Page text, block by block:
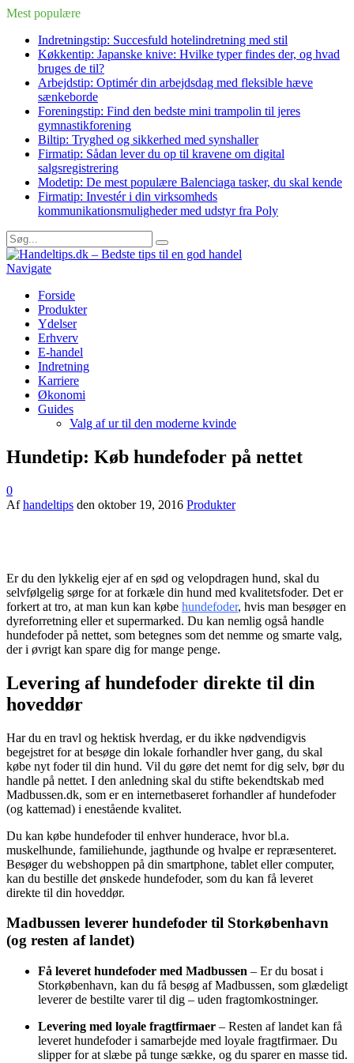
Mest populære
Indretningstip: Succesfuld hotelindretning med stil
Køkkentip: Japanske knive: Hvilke typer findes der, og hvad
bruges de til?
Arbejdstip: Optimér din arbejdsdag med fleksible hæve
sænkeborde
Foreningstip: Find den bedste mini trampolin til jeres
gymnastikforening
Biltip: Tryghed og sikkerhed med synshaller
Firmatip: Sådan lever du op til kravene om digital
salgsregistrering
Modetip: De mest populære Balenciaga tasker, du skal kende
Firmatip: Investér i din virksomheds
kommunikationsmuligheder med udstyr fra Poly
Navigate
Forside
Produkter
Ydelser
Erhverv
E-handel
Indretning
Karriere
Økonomi
Guides
Valg af ur til den moderne kvinde
Hundetip: Køb hundefoder på nettet
0
Afhandeltips den oktober 19, 2016 Produkter
Er du den lykkelig ejer af en sød og velopdragen hund, skal du
selvfølgelig sørge for at forkæle din hund med kvalitetsfoder. Det er
forkert at tro, at man kun kan købe hundefoder, hvis man besøger en
dyreforretning eller et supermarked. Du kan nemlig også handle
hundefoder på nettet, som betegnes som det nemme og smarte valg,
der i øvrigt kan spare dig for mange penge.
Levering af hundefoder direkte til din
hoveddør
Har du en travl og hektisk hverdag, er du ikke nødvendigvis
begejstret for at besøge din lokale forhandler hver gang, du skal
købe nyt foder til din hund. Vil du gøre det nemt for dig selv, bør du
handle på nettet. I den anledning skal du stifte bekendtskab med
Madbussen.dk, som er en internetbaseret forhandler af hundefoder
(og kattemad) i enestående kvalitet.
Du kan købe hundefoder til enhver hunderace, hvor bl.a.
muskelhunde, familiehunde, jagthunde og hvalpe er repræsenteret.
Besøger du webshoppen på din smartphone, tablet eller computer,
kan du bestille det ønskede hundefoder, som du kan få leveret
direkte til din hoveddør.
Madbussen leverer hundefoder til Storkøbenhavn
(og resten af landet)
Få leveret hundefoder med Madbussen – Er du bosat i
Storkøbenhavn, kan du få besøg af Madbussen, som glædeligt
leverer de bestilte varer til dig – uden fragtomkostninger.
Levering med loyale fragtfirmaer – Resten af landet kan få
leveret hundefoder i samarbejde med loyale fragtfirmaer. Du
slipper for at slæbe på tunge sække, og du sparer en masse tid.